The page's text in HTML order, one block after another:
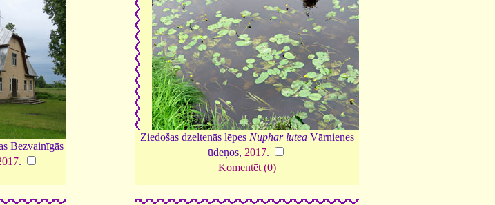
Bezvainīgās
.
Ziedošas dzeltenās lēpes Nuphar luteaVārnienes
ūdeņos, 2017.
Komentēt (0)